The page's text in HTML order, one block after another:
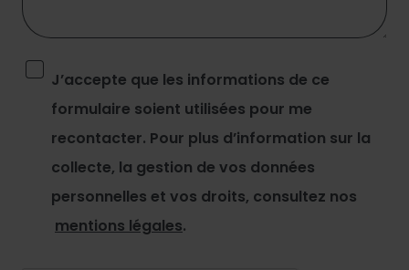
J’accepte que les informations de ce
formulaire soient utilisées pour me
recontacter. Pour plus d’information sur la
collecte, la gestion de vos données
personnelles et vos droits, consultez nos
mentions légales.